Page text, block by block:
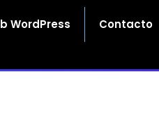
WordPress Contacto